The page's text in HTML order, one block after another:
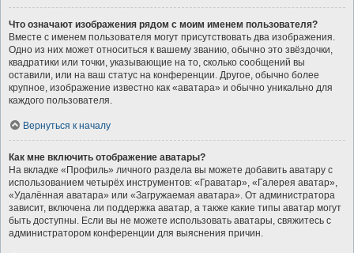
Что означают изображения рядом с моим именем пользователя?
Вместе с именем пользователя могут присутствовать два изображения.
Одно из них может относиться к вашему званию, обычно это звёздочки,
квадратики или точки, указывающие на то, сколько сообщений вы
оставили, или на ваш статус на конференции. Другое, обычно более
крупное, изображение известно как «аватара» и обычно уникально для
каждого пользователя.
Вернуться к началу
Как мне включить отображение аватары?
На вкладке «Профиль» личного раздела вы можете добавить аватару с
использованием четырёх инструментов: «Граватар», «Галерея аватар»,
«Удалённая аватара» или «Загружаемая аватара». От администратора
зависит, включена ли поддержка аватар, а также какие типы аватар могут
быть доступны. Если вы не можете использовать аватары, свяжитесь с
администратором конференции для выяснения причин.